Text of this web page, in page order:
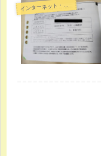
イ
ンターネット・裏技